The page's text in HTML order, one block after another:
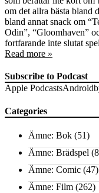
om det allra bästa bland
bland annat snack om
Odin”, “Gloomhaven”
fortfarande inte slutat
Read more »
Subscribe to Podcast
Apple PodcastsAndroid
Categories
Ämne: Bok (51)
Ämne: Brädspel
Ämne: Comic (47)
Ämne: Film (262)